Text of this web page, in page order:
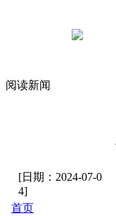
阅读新闻
[日期： 2024-07-0
4]
首页